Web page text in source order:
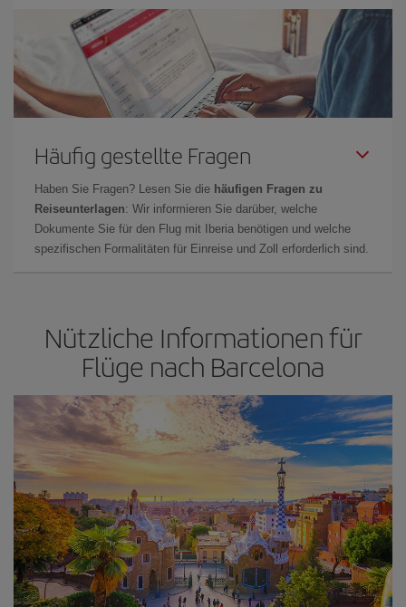
Häufig gestellte Fragen
Haben Sie Fragen? Lesen Sie die häufigen Fragen zu
Reiseunterlagen: Wir informieren Sie darüber, welche
Dokumente Sie für den Flug mit Iberia benötigen und welche
spezifischen Formalitäten für Einreise und Zoll erforderlich sind.
Nützliche Informationen für
Flüge nach Barcelona